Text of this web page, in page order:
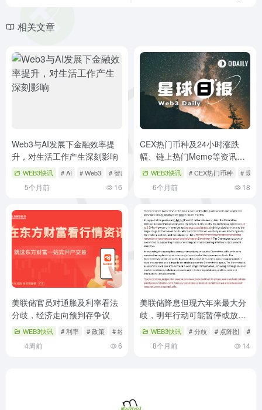
相关文章
Web3与AI发展下金融效率提
升，对生活工作产生深刻影响
WEB3快讯 # AI # Web3 # 智感经济
5个月前 16
CEX热门币种及24小时涨跌
幅、链上热门Meme等资讯汇
总 WEB3快讯 # CEX热门币种 # 现货
6个月前 18
美联储官员对通胀及利率看法
分歧，经济走向预判存争议
WEB3快讯 # 利率 # 政策 # 经济走向
4周前 6
美联储降息但现六年来最大分
歧，明年行动可能暂停或放
缓？WEB3快讯 # 分歧 # 点阵图 # 经
8个月前 14